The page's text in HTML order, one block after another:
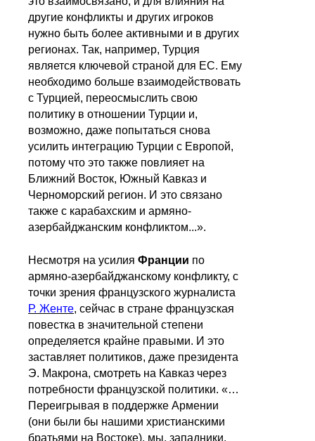
другие конфликты и других игроков
нужно быть более активными и в других
регионах. Так, например, Турция
является ключевой страной для ЕС. Ему
необходимо больше взаимодействовать
с Турцией, переосмыслить свою
политику в отношении Турции и,
возможно, даже попытаться снова
усилить интеграцию Турции с Европой,
потому что это также повлияет на
Ближний Восток, Южный Кавказ и
Черноморский регион. И это связано
также с карабахским и армяно-
азербайджанским конфликтом...».
Несмотря на усилия Франции по
армяно-азербайджанскому конфликту, с
точки зрения французского журналиста
Р. Женте, сейчас в стране французская
повестка в значительной степени
определяется крайне правыми. И это
заставляет политиков, даже президента
Э. Макрона, смотреть на Кавказ через
потребности французской политики. «…
Переигрывая в поддержке Армении
(они были бы нашими христианскими
братьями на Востоке), мы, западники,